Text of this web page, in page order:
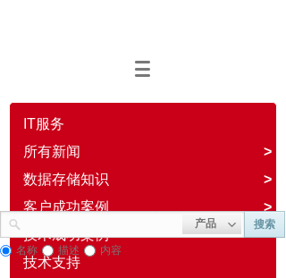
IT服务
所有新闻
>
数据存储知识
>
客户成功案例
>
技术成功案例
技术支持
产品 搜索
名称 描述 内容